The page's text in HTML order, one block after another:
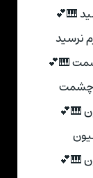
🎹💕
نرسید
🎹💕
چشمت
🎹💕
🎹💕